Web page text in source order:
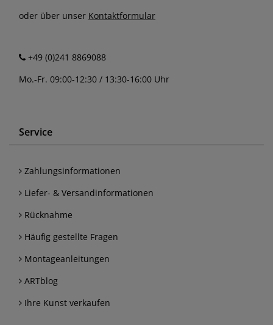
oder über unser Kontaktformular
+49 (0)241 8869088
Mo.-Fr. 09:00-12:30 / 13:30-16:00 Uhr
Service
Zahlungsinformationen
Liefer- & Versandinformationen
Rücknahme
Häufig gestellte Fragen
Montageanleitungen
ARTblog
Ihre Kunst verkaufen